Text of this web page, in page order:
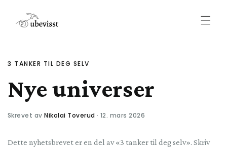
innholdet
3 TANKER TIL DEG SELV
Nye universer
Skrevet avNikolai Toverud · 12. mars 2026
Dette nyhetsbrevet er en del av «3 tanker til deg selv». Skriv